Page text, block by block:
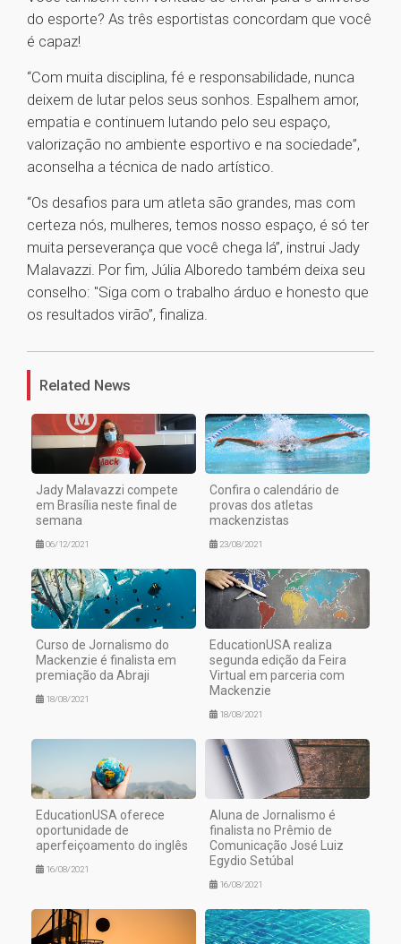
do esporte? As três esportistas concordam que você
é capaz!
“Com muita disciplina, fé e responsabilidade, nunca
deixem de lutar pelos seus sonhos. Espalhem amor,
empatia e continuem lutando pelo seu espaço,
valorização no ambiente esportivo e na sociedade”,
aconselha a técnica de nado artístico.
“Os desafios para um atleta são grandes, mas com
certeza nós, mulheres, temos nosso espaço, é só ter
muita perseverança que você chega lá”, instrui Jady
Malavazzi. Por fim, Júlia Alboredo também deixa seu
conselho: "Siga com o trabalho árduo e honesto que
os resultados virão”, finaliza.
1
Related News
Jady Malavazzi compete
em Brasília neste final de
semana
06/12/2021
Confira o calendário de
provas dos atletas
mackenzistas
23/08/2021
Curso de Jornalismo do
Mackenzie é finalista em
premiação da Abraji
18/08/2021
EducationUSA realiza
segunda edição da Feira
Virtual em parceria com
Mackenzie
18/08/2021
EducationUSA oferece
oportunidade de
aperfeiçoamento do inglês
16/08/2021
Aluna de Jornalismo é
finalista no Prêmio de
Comunicação José Luiz
Egydio Setúbal
16/08/2021